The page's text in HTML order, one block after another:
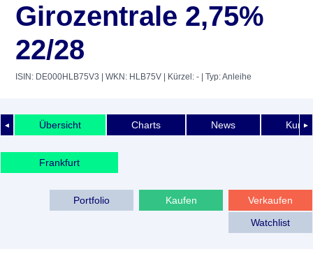
Girozentrale 2,75%
22/28
ISIN: DE000HLB75V3 | WKN: HLB75V | Kürzel: - | Typ: Anleihe
◄ ►
Übersicht Charts News
Frankfurt
Verkaufen
Kaufen
Portfolio
Watchlist